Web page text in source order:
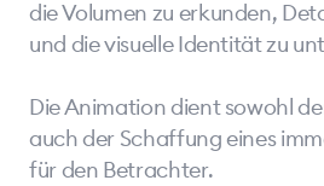
die Volumen zu erkunden,
und die visuelle Identität zu
Die Animation dient sowohl
auch der Schaffung eines
für den Betrachter.